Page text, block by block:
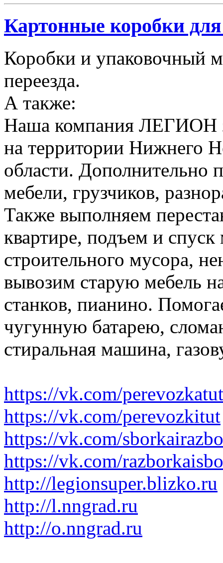
Картонные коробки для
Коробки и упаковочный
переезда.
А также:
Наша компания ЛЕГИОН
на территории Нижнего
области. Дополнительно
мебели, грузчиков,
Также выполняем
квартире, подъем и спуск
строительного мусора,
вывозим старую мебель
станков, пианино.
чугунную батарею,
стиральная машина,
https://vk.com/perevozkatut
https://vk.com/perevozkitut
https://vk.com/
https://vk.com/
http://legionsuper.blizko.ru
http://l.nngrad.ru
http://o.nngrad.ru